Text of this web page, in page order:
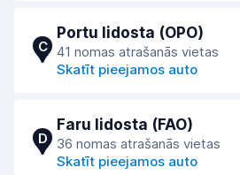
C
Portu lidosta (OPO)
41 nomas atrašanās vietas
Skatīt pieejamos auto
D
Faru lidosta (FAO)
36 nomas atrašanās vietas
Skatīt pieejamos auto